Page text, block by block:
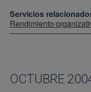
Servicios
Rendimiento
OCTUBRE